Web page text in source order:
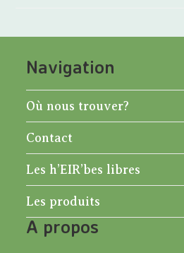
Navigation
Où nous trouver?
Contact
Les h’EIR’bes libres
Les produits
A propos